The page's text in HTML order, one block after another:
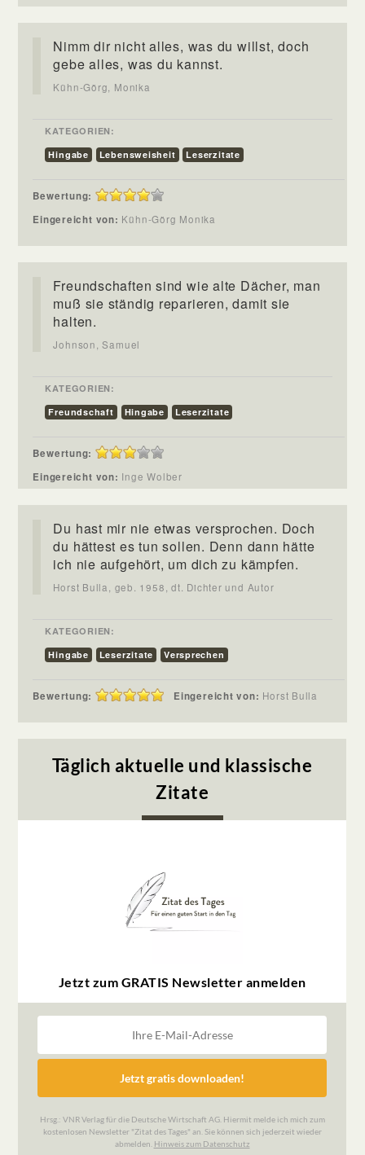
Nimm dir nicht alles, was du willst, doch
gebe alles, was du kannst.
Kühn-Görg, Monika
KATEGORIEN:
Hingabe
Lebensweisheit Leserzitate
Bewertung:
Eingereicht von: Kühn-Görg Monika
Freundschaften sind wie alte Dächer, man
muß sie ständig reparieren, damit sie
halten.
Johnson, Samuel
KATEGORIEN:
Freundschaft
Hingabe Leserzitate
Bewertung:
Eingereicht von: Inge Wolber
Du hast mir nie etwas versprochen. Doch
du hättest es tun sollen. Denn dann hätte
ich nie aufgehört, um dich zu kämpfen.
Horst Bulla, geb. 1958, dt. Dichter und Autor
KATEGORIEN:
Hingabe
Leserzitate Versprechen
Bewertung: Eingereicht von: Horst Bulla